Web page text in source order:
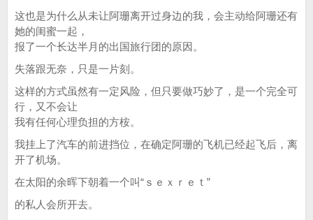
这也是为什么从未让阿珊离开过身边的我，会主动给阿珊还有
她的闺蜜一起，
报了一个长达半月的出国旅行团的原因。
失落跟无奈，只是一片刻。
这样的方式虽然有一定风险，但只要做巧妙了，是一个完全可
行，又不会让
我有任何心理负担的方桉。
我挂上了汽车的前进挡位，在确定阿珊的飞机已经起飞后，离
开了机场。
在太阳的余晖下朝着一个叫“ｓｅｘｒｅｔ”
的私人会所开去。